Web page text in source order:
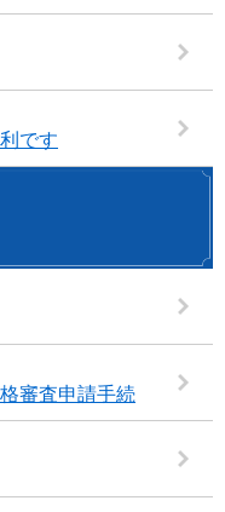
です
審査申請手続